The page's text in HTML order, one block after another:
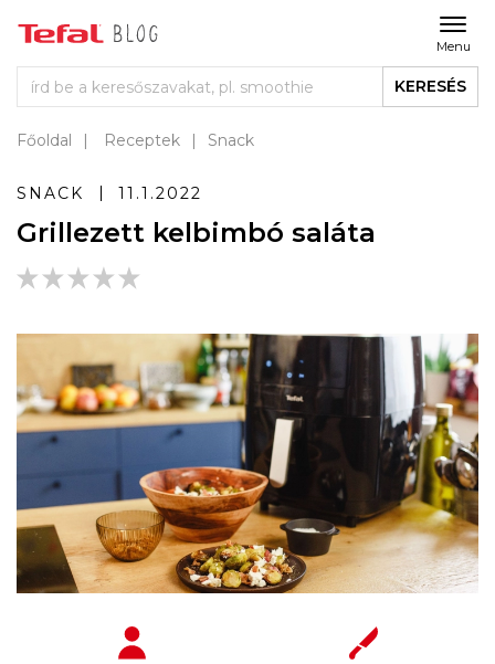
Menu
KERESÉS
Főoldal Receptek Snack
SNACK 11.1.2022
Grillezett kelbimbó saláta